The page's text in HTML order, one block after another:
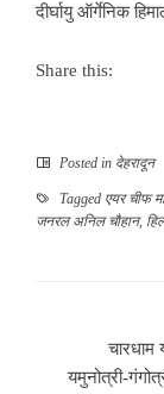
दीर्घायु ऑर्गेनिक
Share this:
Posted in देहरादून
Tagged एयर चीफ
जनरल अनिल चौहान,
चारधाम
यमुनोत्री-